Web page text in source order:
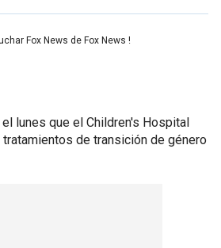
Fox News de Fox News !
lunes que el Children's Hospital
de transición de género